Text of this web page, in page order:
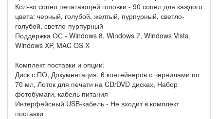
Кол-во сопел печатающей головки - 90 сопел для каждого
цвета: черный, голубой, желтый, пурпурный, светло-
голубой, светло-пурпурный
Поддержка ОС - Windows 8, Windows 7, Windows Vista,
Windows XP, MAC OS X
Комплект поставки и опции:
Диск с ПО, Документация, 6 контейнеров с чернилами по
70 мл, Лоток для печати на CD/DVD дисках, Набор
фотобумаги, кабель питания
Интерфейсный USB-кабель - Не входит в комплект
поставки